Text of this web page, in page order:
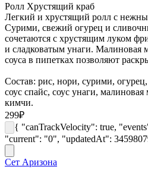
Ролл Хрустящий краб
Легкий и хрустящий ролл с
Сурими, свежий огурец и
сочетаются с хрустящим луком
и сладковатым унаги. Малиновая
соуса в пипетках позволяют
Состав: рис, нори, сурими,
соус спайс, соус унаги, малиновая
кимчи.
299₽
{ "canTrackVelocity": true,
"current": "0", "updatedAt":
Сет Аризона